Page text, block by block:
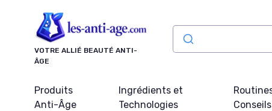
VOTRE ALLIÉ BEAUTÉ ANTI-
ÂGE
Produits
Anti-Âge
Ingrédients et
Technologies
Conseils